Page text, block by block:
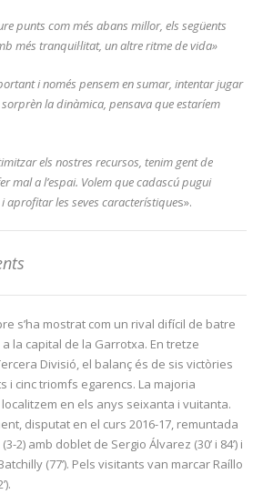
punts com més abans millor, els següents
més tranquil·litat, un altre ritme de vida»
i només pensem en sumar, intentar jugar
la dinàmica, pensava que estaríem
els nostres recursos, tenim gent de
mal a l’espai. Volem que cadascú pugui
aprofitar les seves característiques».
s’ha mostrat com un rival difícil de batre
la capital de la Garrotxa. En tretze
Divisió, el balanç és de sis victòries
i cinc triomfs egarencs. La majoria
en els anys seixanta i vuitanta.
disputat en el curs 2016-17, remuntada
2) amb doblet de Sergio Álvarez (30’ i 84’) i
(77’). Pels visitants van marcar Raíllo